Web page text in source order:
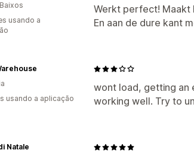
Werkt perfect! Maakt
En aan de dure kant
usando a
wont load, getting an
working well. Try to
usando a aplicação
Natale